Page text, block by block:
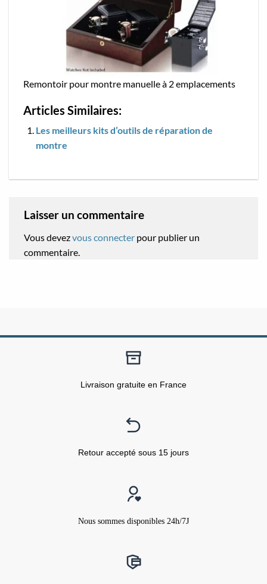
Remontoir pour montre manuelle à 2 emplacements
Articles Similaires:
Les meilleurs kits d’outils de réparation de
montre
Laisser un commentaire
Vous devezvous connecter pour publier un
commentaire.
Livraison gratuite en France
Retour accepté sous 15 jours
Nous sommes disponibles 24h/7J